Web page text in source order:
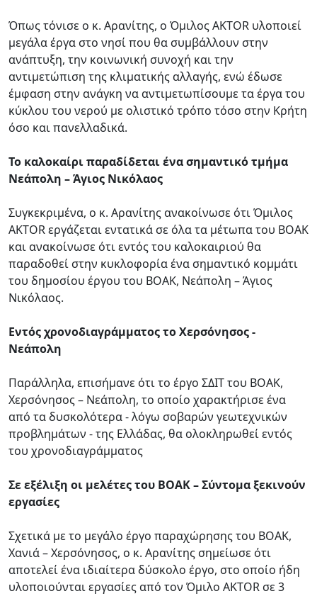
Όπως τόνισε ο κ. Αρανίτης, ο Όμιλος AKTOR υλοποιεί
μεγάλα έργα στο νησί που θα συμβάλλουν στην
ανάπτυξη, την κοινωνική συνοχή και την
αντιμετώπιση της κλιματικής αλλαγής, ενώ έδωσε
έμφαση στην ανάγκη να αντιμετωπίσουμε τα έργα του
κύκλου του νερού με ολιστικό τρόπο τόσο στην Κρήτη
όσο και πανελλαδικά.
Το καλοκαίρι παραδίδεται ένα σημαντικό τμήμα
Νεάπολη – Άγιος Νικόλαος
Συγκεκριμένα, ο κ. Αρανίτης ανακοίνωσε ότι Όμιλος
AKTOR εργάζεται εντατικά σε όλα τα μέτωπα του ΒΟΑΚ
και ανακοίνωσε ότι εντός του καλοκαιριού θα
παραδοθεί στην κυκλοφορία ένα σημαντικό κομμάτι
του δημοσίου έργου του ΒΟΑΚ, Νεάπολη – Άγιος
Νικόλαος.
Εντός χρονοδιαγράμματος το Χερσόνησος -
Νεάπολη
Παράλληλα, επισήμανε ότι το έργο ΣΔΙΤ του ΒΟΑΚ,
Χερσόνησος – Νεάπολη, το οποίο χαρακτήρισε ένα
από τα δυσκολότερα - λόγω σοβαρών γεωτεχνικών
προβλημάτων - της Ελλάδας, θα ολοκληρωθεί εντός
του χρονοδιαγράμματος
Σε εξέλιξη οι μελέτες του ΒΟΑΚ – Σύντομα ξεκινούν
εργασίες
Σχετικά με το μεγάλο έργο παραχώρησης του ΒΟΑΚ,
Χανιά – Χερσόνησος, ο κ. Αρανίτης σημείωσε ότι
αποτελεί ένα ιδιαίτερα δύσκολο έργο, στο οποίο ήδη
υλοποιούνται εργασίες από τον Όμιλο ΑKTOR σε 3